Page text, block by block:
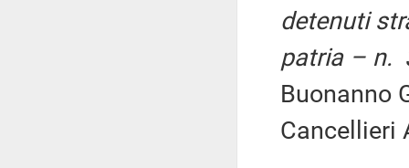
detenuti
patria – n.
Buonanno
Cancellieri